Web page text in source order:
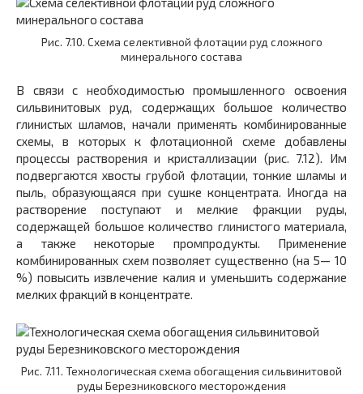
Рис. 7.10. Схема селективной флотации руд сложного
минерального состава
В связи с необходимостью промышленного освоения
сильвинитовых руд, содержащих большое количество
глинистых шламов, начали применять комбинированные
схемы, в которых к флотационной схеме добавлены
процессы растворения и кристаллизации (рис. 7.12). Им
подвергаются хвосты грубой флотации, тонкие шламы и
пыль, образующаяся при сушке концентрата. Иногда на
растворение поступают и мелкие фракции руды,
содержащей большое количество глинистого материала,
а также некоторые промпродукты. Применение
комбинированных схем позволяет существенно (на 5— 10
%) повысить извлечение калия и уменьшить содержание
мелких фракций в концентрате.
Рис. 7.11. Технологическая схема обогащения сильвинитовой
руды Березниковского месторождения